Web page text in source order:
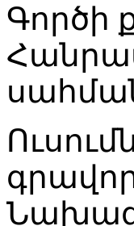
Գործի